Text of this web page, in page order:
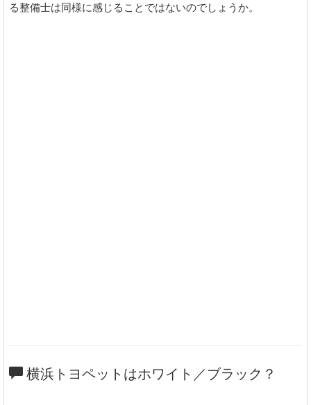
る整備士は同様に感じることではないのでしょうか。
横浜トヨペットはホワイト／ブラック？